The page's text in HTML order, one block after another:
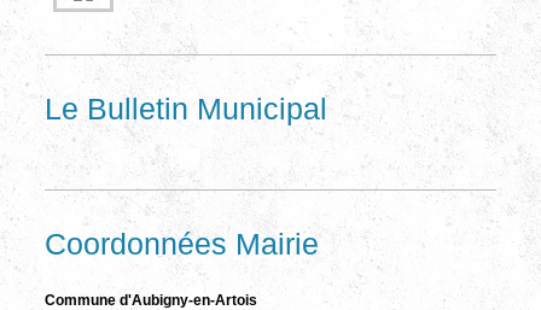
Le Bulletin Municipal
Coordonnées Mairie
Commune d'Aubigny-en-Artois